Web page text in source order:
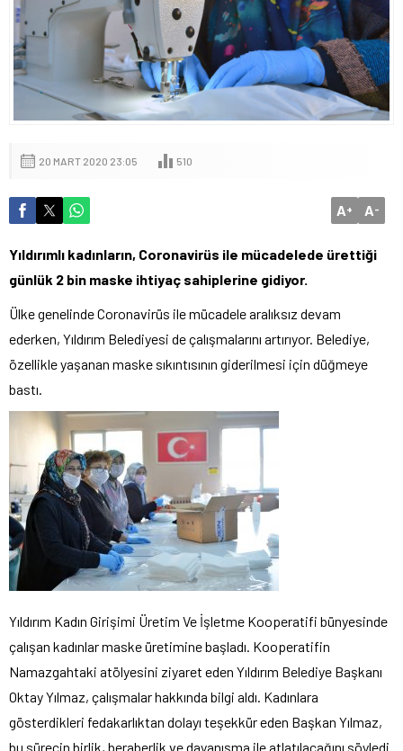
20 MART 2020 23:05 510
A+ A-
Yıldırımlı kadınların, Coronavirüs ile mücadelede ürettiği
günlük 2 bin maske ihtiyaç sahiplerine gidiyor.
Ülke genelinde Coronavirüs ile mücadele aralıksız devam
ederken, Yıldırım Belediyesi de çalışmalarını artırıyor. Belediye,
özellikle yaşanan maske sıkıntısının giderilmesi için düğmeye
bastı.
Yıldırım Kadın Girişimi Üretim Ve İşletme Kooperatifi bünyesinde
çalışan kadınlar maske üretimine başladı. Kooperatifin
Namazgahtaki atölyesini ziyaret eden Yıldırım Belediye Başkanı
Oktay Yılmaz, çalışmalar hakkında bilgi aldı. Kadınlara
gösterdikleri fedakarlıktan dolayı teşekkür eden Başkan Yılmaz,
bu sürecin birlik, beraberlik ve dayanışma ile atlatılacağını söyledi.